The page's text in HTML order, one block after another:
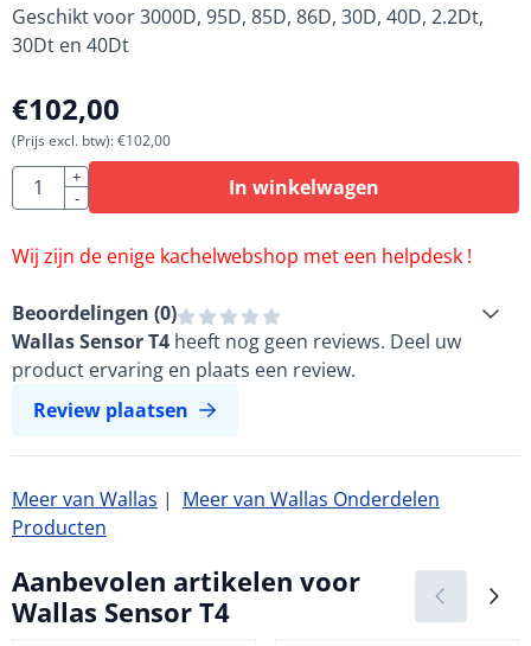
Geschikt voor 3000D, 95D, 85D, 86D, 30D, 40D, 2.2Dt,
30Dt en 40Dt
€102,00
(Prijs excl. btw):€102,00
Aantal
+
-
In winkelwagen
Wij zijn de enige kachelwebshop met een helpdesk !
Beoordelingen (0)
Wallas Sensor T4 heeft nog geen reviews. Deel uw
product ervaring en plaats een review.
Review plaatsen
Meer van Wallas | Meer van Wallas Onderdelen
Producten
Aanbevolen artikelen voor
Wallas Sensor T4